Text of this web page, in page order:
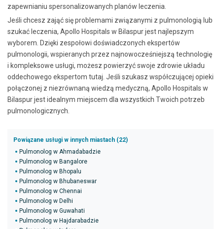
zapewnianiu spersonalizowanych planów leczenia.
Jeśli chcesz zająć się problemami związanymi z pulmonologią lub
szukać leczenia, Apollo Hospitals w Bilaspur jest najlepszym
wyborem. Dzięki zespołowi doświadczonych ekspertów
pulmonologii, wspieranych przez najnowocześniejszą technologię
i kompleksowe usługi, możesz powierzyć swoje zdrowie układu
oddechowego ekspertom tutaj. Jeśli szukasz współczującej opieki
połączonej z niezrównaną wiedzą medyczną, Apollo Hospitals w
Bilaspur jest idealnym miejscem dla wszystkich Twoich potrzeb
pulmonologicznych.
Powiązane usługi w innych miastach (22)
Pulmonolog w Ahmadabadzie
Pulmonolog w Bangalore
Pulmonolog w Bhopalu
Pulmonolog w Bhubaneswar
Pulmonolog w Chennai
Pulmonolog w Delhi
Pulmonolog w Guwahati
Pulmonolog w Hajdarabadzie